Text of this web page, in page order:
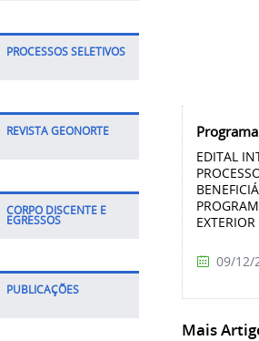
PROCESSOS SELETIVOS
REVISTA GEONORTE
CORPO DISCENTE E
EGRESSOS
PUBLICAÇÕES
EDITAL
09/12/
Mais